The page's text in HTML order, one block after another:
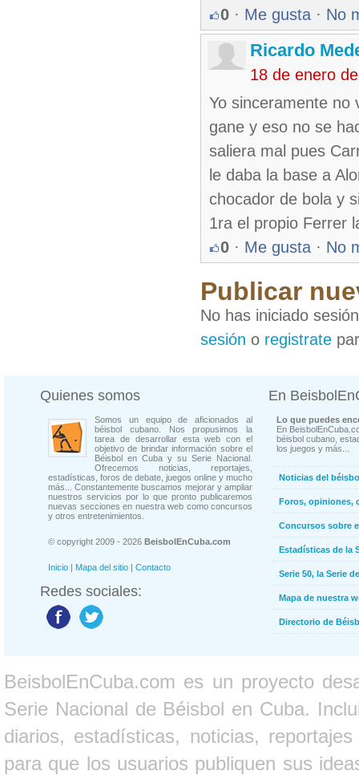
0 · Me gusta · No
Ricardo
18 de enero
Yo sinceramente no
gane y eso no se
saliera mal pues
le daba la base a
chocador de bola y
1ra el propio Ferrer
0 · Me gusta · No
Publicar
No has iniciado
sesión o registrate
Quienes somos
Somos un equipo de aficionados al
béisbol cubano. Nos propusimos la
tarea de desarrollar esta web con el
objetivo de brindar información sobre el
Béisbol en Cuba y su Serie Nacional.
Ofrecemos noticias, reportajes,
estadísticas, foros de debate, juegos online y mucho
más... Constantemente buscamos mejorar y ampliar
nuestros servicios por lo que pronto publicaremos
nuevas secciones en nuestra web como concursos
y otros entretenimientos.
© copyright 2009 - 2026 BeisbolEnCuba.com
Inicio | Mapa del sitio | Contacto
Redes sociales:
En
Lo que puedes
En
béisbol cubano,
los juegos y más...
Noticias del
Foros, opiniones,
Concursos sobre
Estadísticas de la
Serie 50, la Serie
Mapa de nuestra
Directorio de
BeisbolEnCuba.com es un proyecto
Serie Nacional de Béisbol en Cuba.
diarios, estadísticas, noticias,
para que los usuarios publiquen sus